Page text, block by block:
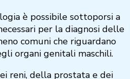
è possibile sottoporsi a
per la diagnosi delle
comuni che riguardano
organi genitali maschili.
reni, della prostata e dei